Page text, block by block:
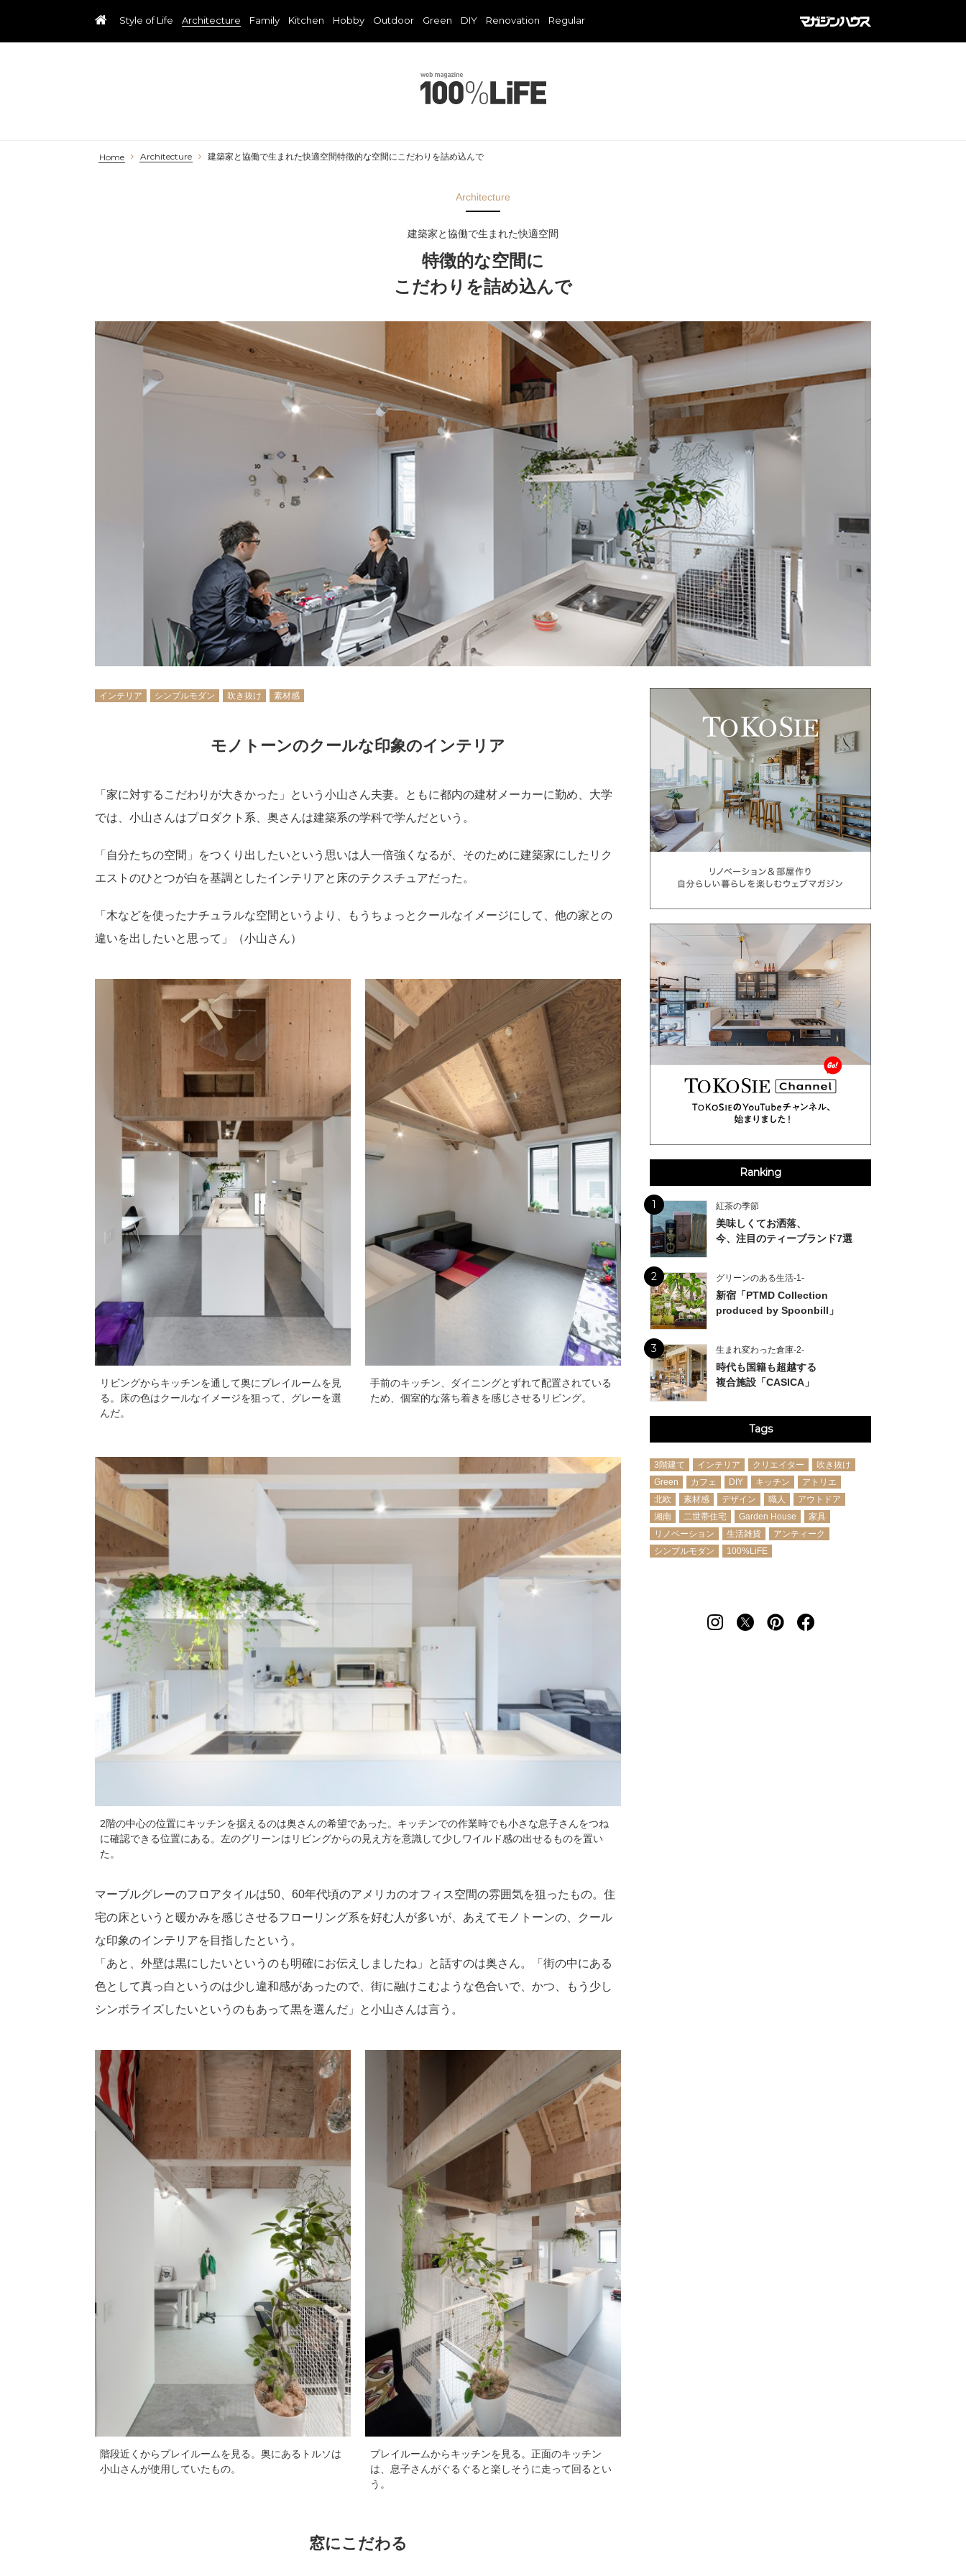
Style of Life Architecture Family Kitchen Hobby Outdoor Green DIY Renovation Regular
Home Architecture 建築家と協働で生まれた快適空間特徴的な空間にこだわりを詰め込んで
Architecture
建築家と協働で生まれた快適空間
特徴的な空間に
こだわりを詰め込んで
インテリア シンプルモダン 吹き抜け 素材感
モノトーンのクールな印象のインテリア
「家に対するこだわりが大きかった」という小山さん夫妻。ともに都内の建材メーカーに勤め、大学
では、小山さんはプロダクト系、奥さんは建築系の学科で学んだという。
「自分たちの空間」をつくり出したいという思いは人一倍強くなるが、そのために建築家にしたリク
エストのひとつが白を基調としたインテリアと床のテクスチュアだった。
「木などを使ったナチュラルな空間というより、もうちょっとクールなイメージにして、他の家との
違いを出したいと思って」（小山さん）
リビングからキッチンを通して奥にプレイルームを見
る。床の色はクールなイメージを狙って、グレーを選
んだ。
手前のキッチン、ダイニングとずれて配置されている
ため、個室的な落ち着きを感じさせるリビング。
2階の中心の位置にキッチンを据えるのは奥さんの希望であった。キッチンでの作業時でも小さな息子さんをつね
に確認できる位置にある。左のグリーンはリビングからの見え方を意識して少しワイルド感の出せるものを置い
た。
マーブルグレーのフロアタイルは50、60年代頃のアメリカのオフィス空間の雰囲気を狙ったもの。住
宅の床というと暖かみを感じさせるフローリング系を好む人が多いが、あえてモノトーンの、クール
な印象のインテリアを目指したという。
「あと、外壁は黒にしたいというのも明確にお伝えしましたね」と話すのは奥さん。「街の中にある
色として真っ白というのは少し違和感があったので、街に融けこむような色合いで、かつ、もう少し
シンボライズしたいというのもあって黒を選んだ」と小山さんは言う。
階段近くからプレイルームを見る。奥にあるトルソは
小山さんが使用していたもの。
プレイルームからキッチンを見る。正面のキッチン
は、息子さんがぐるぐると楽しそうに走って回るとい
う。
窓にこだわる
Ranking
1 紅茶の季節
美味しくてお洒落、
今、注目のティーブランド7選
2 グリーンのある生活-1-
新宿「PTMD Collection
produced by Spoonbill」
3 生まれ変わった倉庫-2-
時代も国籍も超越する
複合施設「CASICA」
Tags
3階建て インテリア クリエイター
吹き抜け
Green
カフェ DIY キッチン
アトリエ
北欧
素材感 デザイン 職人
アウトドア
湘南
二世帯住宅 Garden House
家具
リノベーション
生活雑貨
アンティーク
シンプルモダン
100%LiFE